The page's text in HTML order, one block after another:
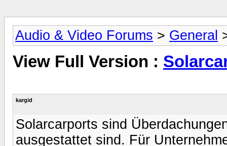
Audio & Video Forums > General
View Full Version :
kargid
Solarcarports sind
ausgestattet sind. Für